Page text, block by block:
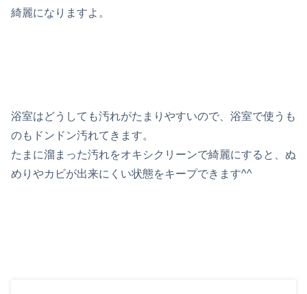
綺麗になりますよ。
浴室はどうしても汚れがたまりやすいので、浴室で使うも
のもドンドン汚れてきます。
たまに溜まった汚れをオキシクリーンで綺麗にすると、ぬ
めりやカビが出来にくい状態をキープできます^^